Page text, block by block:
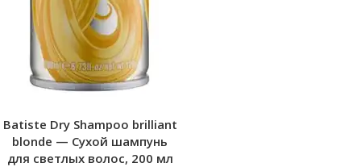
Batiste Dry Shampoo brilliant
blonde — Сухой шампунь
для светлых волос, 200 мл